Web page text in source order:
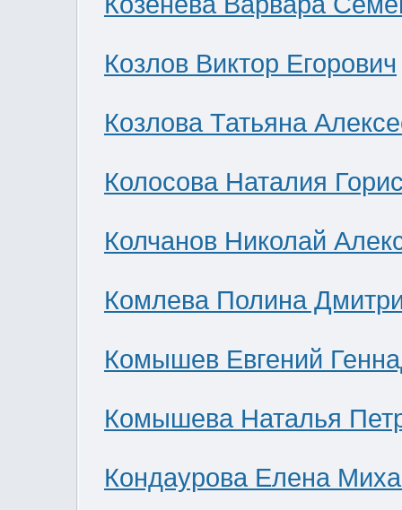
Козлов Виктор Егорович
Козлова Татьяна
Колосова Наталия
Колчанов Николай
Комлева Полина
Комышев Евгений
Комышева Наталья
Кондаурова Елена